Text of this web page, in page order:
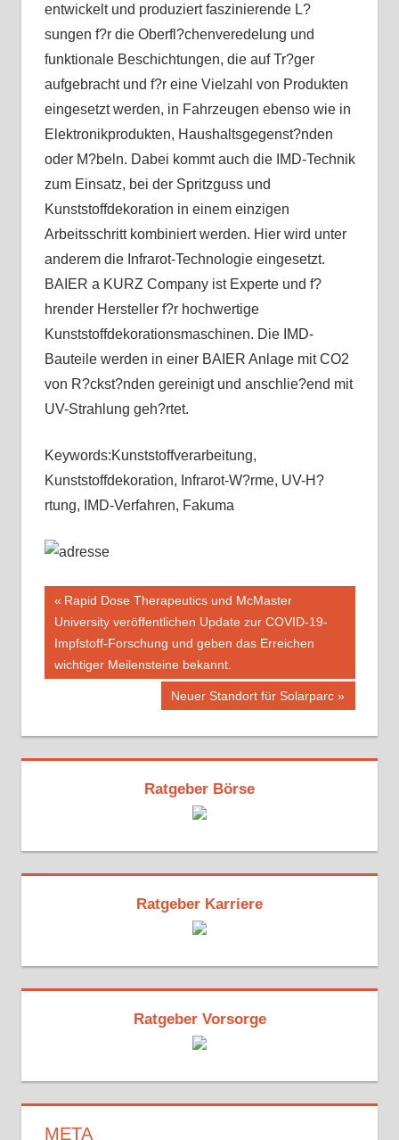
entwickelt und produziert faszinierende L?
sungen f?r die Oberfl?chenveredelung und
funktionale Beschichtungen, die auf Tr?ger
aufgebracht und f?r eine Vielzahl von Produkten
eingesetzt werden, in Fahrzeugen ebenso wie in
Elektronikprodukten, Haushaltsgegenst?nden
oder M?beln. Dabei kommt auch die IMD-Technik
zum Einsatz, bei der Spritzguss und
Kunststoffdekoration in einem einzigen
Arbeitsschritt kombiniert werden. Hier wird unter
anderem die Infrarot-Technologie eingesetzt.
BAIER a KURZ Company ist Experte und f?
hrender Hersteller f?r hochwertige
Kunststoffdekorationsmaschinen. Die IMD-
Bauteile werden in einer BAIER Anlage mit CO2
von R?ckst?nden gereinigt und anschlie?end mit
UV-Strahlung geh?rtet.
Keywords:Kunststoffverarbeitung,
Kunststoffdekoration, Infrarot-W?rme, UV-H?
rtung, IMD-Verfahren, Fakuma
Beitragsnavigation
Vorheriger
Beitrag:
Rapid Dose Therapeutics und McMaster
University veröffentlichen Update zur COVID-19-
Impfstoff-Forschung und geben das Erreichen
wichtiger Meilensteine bekannt.
Nächster
Neuer Standort für Solarparc
Ratgeber Börse
Ratgeber Karriere
Ratgeber Vorsorge
META